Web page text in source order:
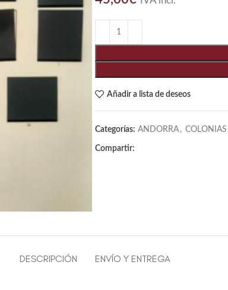
Añadir a lista de deseos
Categorías: ANDORRA , COLONIAS
Compartir:
DESCRIPCIÓN ENVÍO Y ENTREGA